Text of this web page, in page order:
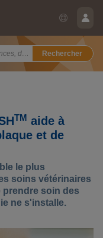
Rechercher
TM aide à
et de
le plus
soins vétérinaires
prendre soin des
ne s'installe.